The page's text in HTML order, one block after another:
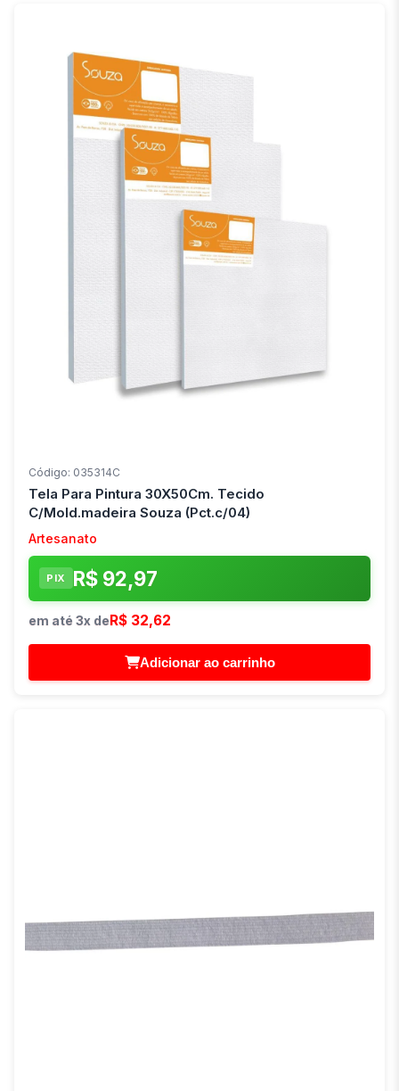
Código: 035314C
Tela Para Pintura 30X50Cm. Tecido
C/Mold.madeira Souza (Pct.c/04)
Artesanato
PIX R$ 92,97
em até 3x deR$ 32,62
Adicionar ao carrinho